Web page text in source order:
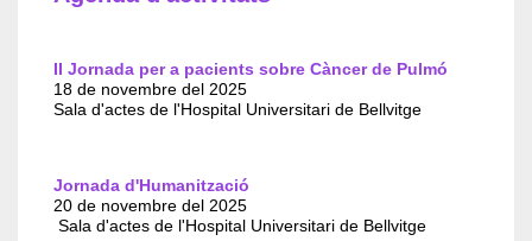
II Jornada per a pacients sobre Càncer de Pulmó
18 de novembre del 2025
Sala d'actes de l'Hospital Universitari de Bellvitge
Jornada d'Humanització
20 de novembre del 2025
Sala d'actes de l'Hospital Universitari de Bellvitge